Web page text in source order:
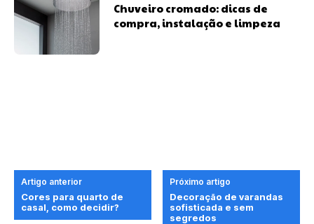
Chuveiro cromado: dicas de
compra, instalação e limpeza
Artigo anterior
Cores para quarto de
casal, como decidir?
Próximo artigo
Decoração de varandas
sofisticada e sem
segredos